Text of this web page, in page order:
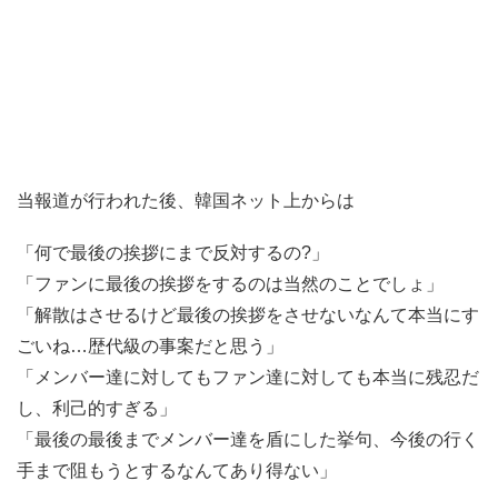
当報道が行われた後、韓国ネット上からは
「何で最後の挨拶にまで反対するの?」
「ファンに最後の挨拶をするのは当然のことでしょ」
「解散はさせるけど最後の挨拶をさせないなんて本当にす
ごいね…歴代級の事案だと思う」
「メンバー達に対してもファン達に対しても本当に残忍だ
し、利己的すぎる」
「最後の最後までメンバー達を盾にした挙句、今後の行く
手まで阻もうとするなんてあり得ない」